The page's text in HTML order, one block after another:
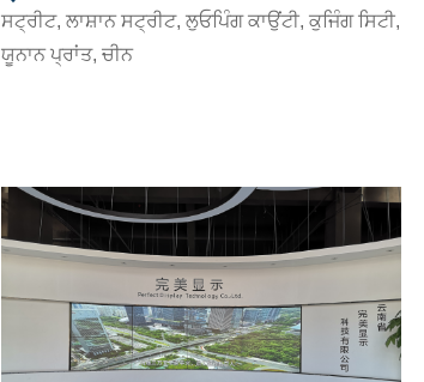
ਸਟ੍ਰੀਟ, ਲਾਸ਼ਾਨ ਸਟ੍ਰੀਟ, ਲੁਓਪਿੰਗ ਕਾਉਂਟੀ, ਕੁਜਿੰਗ ਸਿਟੀ,
ਯੂਨਾਨ ਪ੍ਰਾਂਤ, ਚੀਨ